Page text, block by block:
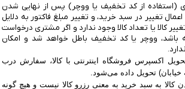
(استفاده از کد تخفیف یا ووچر) پس از نهایی شدن
تغییر در سبد خرید، و تغییر مبلغ فاکتور به دلایل
کالا یا تعداد کالا وجود ندارد و اگر مشتری درخواست
باشد، ووچر یا کد تخفیف باطل خواهد شد و امکان
اکسپرس فروشگاه اینترنتی با کالا، سفارش درب
تحویل داده می‌شود.
کالا به سبد خرید به معنی رزرو کالا نیست و هیچ گونه